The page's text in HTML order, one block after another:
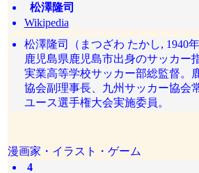
松澤隆司
Wikipedia
松澤隆司（まつざわ たかし, 1940年
鹿児島県鹿児島市出身のサッカー
実業高等学校サッカー部総監督。
協会副理事長、九州サッカー協会
ユース選手権大会実施委員。
漫画家・イラスト・ゲーム
4